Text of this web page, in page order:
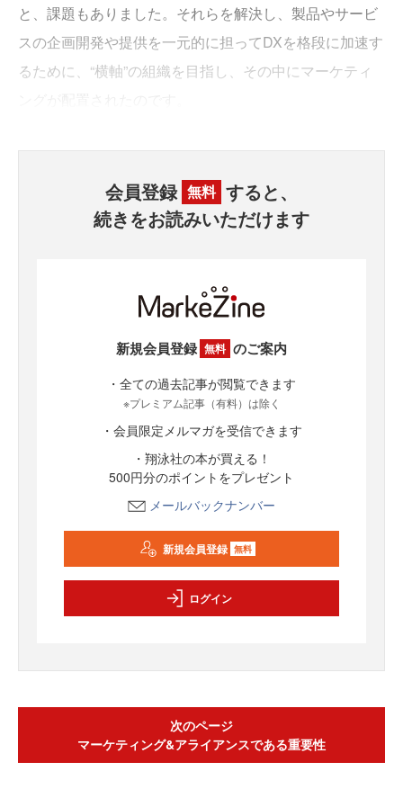
と、課題もありました。それらを解決し、製品やサービ
スの企画開発や提供を一元的に担ってDXを格段に加速す
るために、“横軸”の組織を目指し、その中にマーケティ
会員登録 無料 すると、
続きをお読みいただけます
新規会員登録 無料 のご案内
・全ての過去記事が閲覧できます
※プレミアム記事（有料）は除く
・会員限定メルマガを受信できます
・翔泳社の本が買える！
500円分のポイントをプレゼント
メールバックナンバー
新規会員登録 無料
ログイン
次のページ
マーケティング&アライアンスである重要性